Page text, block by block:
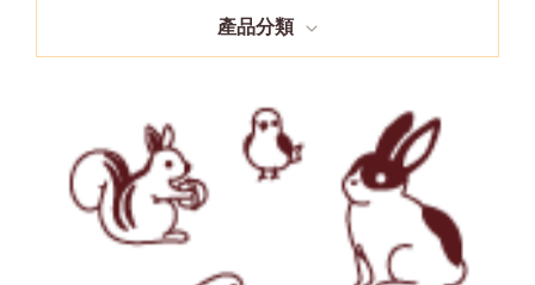
產品分類